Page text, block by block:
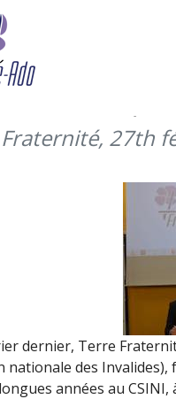
d’une
de
(24
27th
dernier, Terre
nationale des
années au